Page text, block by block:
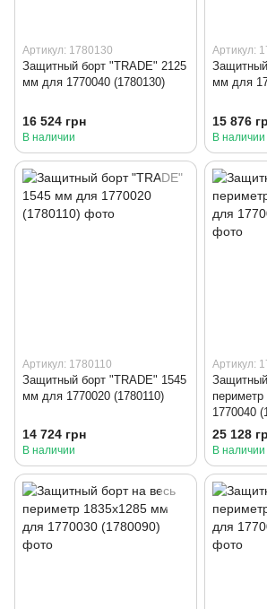
Артикул: 1780130
Защитный борт "TRADE" 2125
мм для 1770040 (1780130)
16 524 грн
В наличии
Артикул:
мм для
15 876
В наличии
Артикул: 1780110
Защитный борт "TRADE" 1545
мм для 1770020 (1780110)
14 724 грн
В наличии
Артикул:
1770040
25 128
В наличии